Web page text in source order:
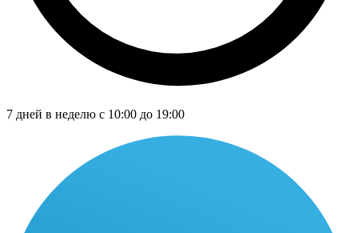
7 дней в неделю с 10:00 до 19:00